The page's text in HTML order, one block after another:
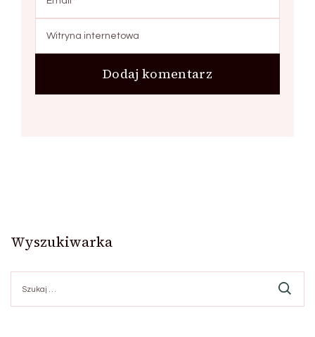
Wyszukiwarka